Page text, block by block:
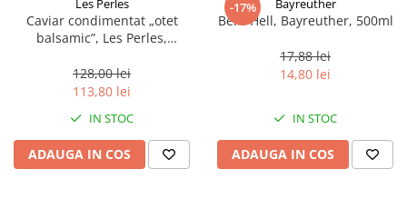
Les Perles
Caviar condimentat „otet
balsamic”, Les Perles,
sferice, 200 g
128,00 lei
113,80 lei
IN STOC
ADAUGA IN COS
-17% Bayreuther
Bere Hell, Bayreuther, 500ml
17,88 lei
14,80 lei
IN STOC
ADAUGA IN COS